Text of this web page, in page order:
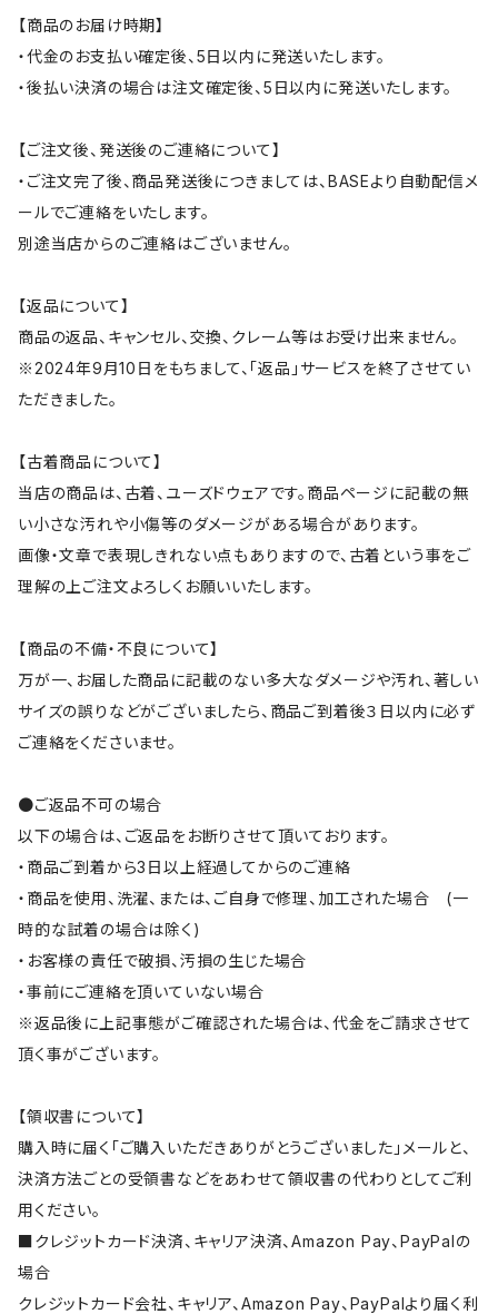
【商品のお届け時期】
・代金のお支払い確定後、5日以内に発送いたします。
・後払い決済の場合は注文確定後、5日以内に発送いたします。
【ご注文後、発送後のご連絡について】
・ご注文完了後、商品発送後につきましては、BASEより自動配信メ
ールでご連絡をいたします。
別途当店からのご連絡はございません。
【返品について】
商品の返品、キャンセル、交換、クレーム等はお受け出来ません。
※2024年9月10日をもちまして、「返品」サービスを終了させてい
ただきました。
【古着商品について】
当店の商品は、古着、ユーズドウェアです。商品ページに記載の無
い小さな汚れや小傷等のダメージがある場合があります。
画像・文章で表現しきれない点もありますので、古着という事をご
理解の上ご注文よろしくお願いいたします。
【商品の不備・不良について】
万が一、お届した商品に記載のない多大なダメージや汚れ、著しい
サイズの誤りなどがございましたら、商品ご到着後３日以内に必ず
ご連絡をくださいませ。
●ご返品不可の場合
以下の場合は、ご返品をお断りさせて頂いております。
・商品ご到着から3日以上経過してからのご連絡
・商品を使用、洗濯、または、ご自身で修理、加工された場合 (一
時的な試着の場合は除く)
・お客様の責任で破損、汚損の生じた場合
・事前にご連絡を頂いていない場合
※返品後に上記事態がご確認された場合は、代金をご請求させて
頂く事がございます。
【領収書について】
購入時に届く「ご購入いただきありがとうございました」メールと、
決済方法ごとの受領書などをあわせて領収書の代わりとしてご利
用ください。
■クレジットカード決済、キャリア決済、Amazon Pay、PayPalの
場合
クレジットカード会社、キャリア、Amazon Pay、PayPalより届く利